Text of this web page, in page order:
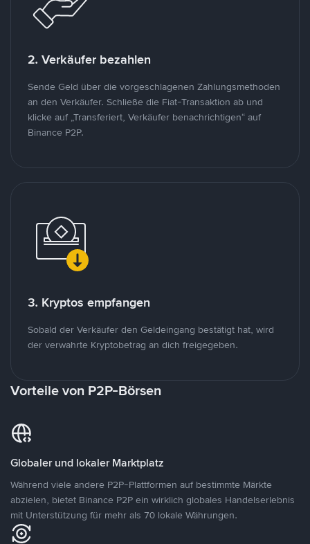
2. Verkäufer bezahlen
Sende Geld über die vorgeschlagenen Zahlungsmethoden
an den Verkäufer. Schließe die Fiat-Transaktion ab und
klicke auf „Transferiert, Verkäufer benachrichtigen“ auf
Binance P2P.
3. Kryptos empfangen
Sobald der Verkäufer den Geldeingang bestätigt hat, wird
der verwahrte Kryptobetrag an dich freigegeben.
Vorteile von P2P-Börsen
Globaler und lokaler Marktplatz
Während viele andere P2P-Plattformen auf bestimmte Märkte
abzielen, bietet Binance P2P ein wirklich globales Handelserlebnis
mit Unterstützung für mehr als 70 lokale Währungen.